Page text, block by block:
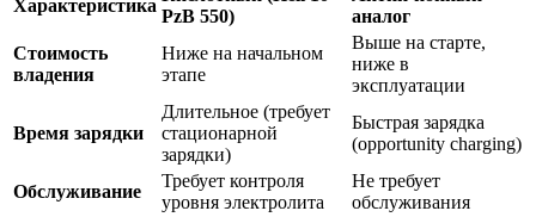
Характеристика
PzB 550)
аналог
Стоимость
владения
Ниже на начальном
этапе
Выше на старте,
ниже в
эксплуатации
Время зарядки
Длительное (требует
стационарной
зарядки)
Быстрая зарядка
(opportunity charging)
Обслуживание
Требует контроля
уровня электролита
Не требует
обслуживания